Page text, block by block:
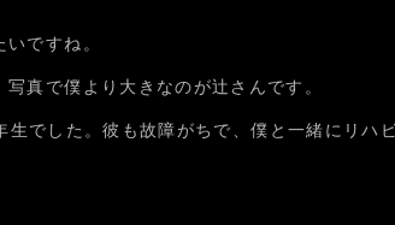
ですね。
真で僕より大きなのが辻さんです。
でした。彼も故障がちで、僕と一緒にリハ